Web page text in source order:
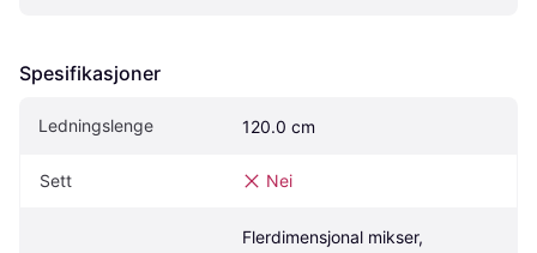
Spesifikasjoner
Ledningslenge 120.0 cm
Sett Nei
Flerdimensjonal mikser,